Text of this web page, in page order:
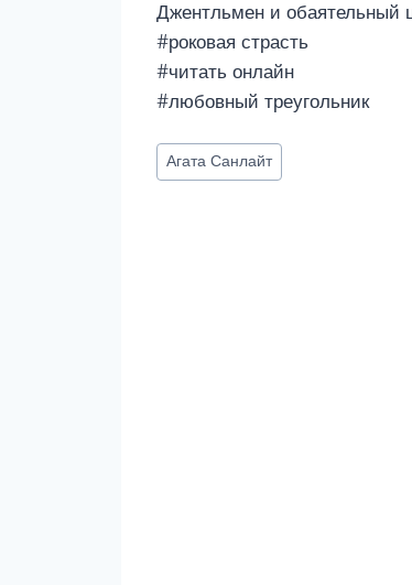
Джентльмен и обаятельный
#роковая страсть
#читать онлайн
#любовный треугольник
Метки
записи:
Агата Санлайт